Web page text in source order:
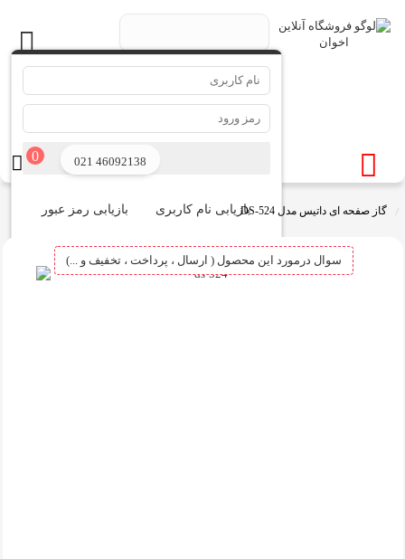
جستجو ...
.
ورود
بازیابی نام کاربری بازیابی رمز عبور
ثبت نام در سایت
0 021 46092138
گاز صفحه ای داتیس مدل DS-524
سوال درمورد این محصول ( ارسال ، پرداخت ، تخفیف و ...)